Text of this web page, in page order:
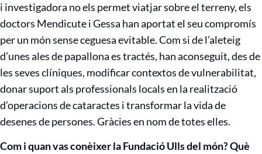
i investigadora no els permet viatjar sobre el terreny, els
doctors Mendicute i Gessa han aportat el seu compromís
per un món sense ceguesa evitable. Com si de l’aleteig
d’unes ales de papallona es tractés, han aconseguit, des de
les seves clíniques, modificar contextos de vulnerabilitat,
donar suport als professionals locals en la realització
d’operacions de cataractes i transformar la vida de
desenes de persones. Gràcies en nom de totes elles.
Com i quan vas conèixer la Fundació Ulls del món? Què